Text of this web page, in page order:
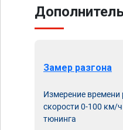
Замер разгона
Измерение времени
скорости 0-100 км/
тюнинга